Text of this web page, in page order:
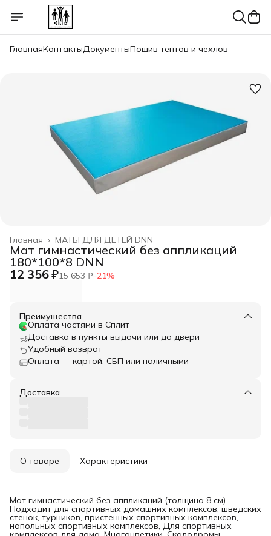
ГлавнаяКонтактыДокументыПошив тентов и чехлов
МАТЫ ДЛЯ ДЕТЕЙ DNN
Главная ›
Мат гимнастический без аппликаций
180*100*8 DNN
12 356 ₽15 653 ₽−21%
Преимущества
Оплата частями в Сплит
Доставка в пункты выдачи или до двери
Удобный возврат
Оплата — картой, СБП или наличными
Доставка
О товаре Характеристики
Мат гимнастический без аппликаций (толщина 8 см).
Подходит для спортивных домашних комплексов, шведских
стенок, турников, пристенных спортивных комплексов,
напольных спортивных комплексов, Для спортивных